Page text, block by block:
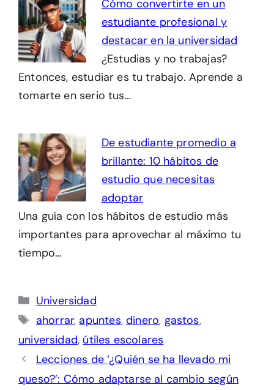
Cómo convertirte en un
estudiante profesional y
destacar en la universidad
¿Estudias y no trabajas?
Entonces, estudiar es tu trabajo. Aprende a
tomarte en serio tus…
De estudiante promedio a
brillante: 10 hábitos de
estudio que necesitas
adoptar
Una guía con los hábitos de estudio más
importantes para aprovechar al máximo tu
tiempo…
Categorías
Universidad
Etiquetas
ahorrar, apuntes,dinero, gastos,
universidad, útiles escolares
Lecciones de ‘¿Quién se ha llevado mi
queso?’: Cómo adaptarse al cambio según